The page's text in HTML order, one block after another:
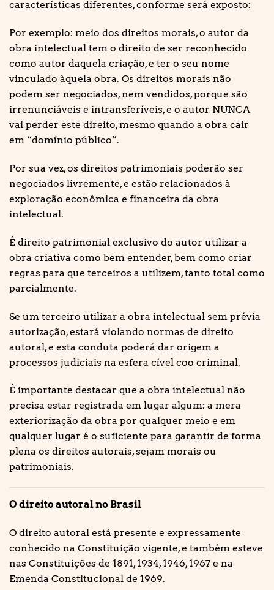
características diferentes, conforme será exposto:
Por exemplo: meio dos direitos morais, o autor da
obra intelectual tem o direito de ser reconhecido
como autor daquela criação, e ter o seu nome
vinculado àquela obra. Os direitos morais não
podem ser negociados, nem vendidos, porque são
irrenunciáveis e intransferíveis, e o autor NUNCA
vai perder este direito, mesmo quando a obra cair
em “domínio público”.
Por sua vez, os direitos patrimoniais poderão ser
negociados livremente, e estão relacionados à
exploração econômica e financeira da obra
intelectual.
É direito patrimonial exclusivo do autor utilizar a
obra criativa como bem entender, bem como criar
regras para que terceiros a utilizem, tanto total como
parcialmente.
Se um terceiro utilizar a obra intelectual sem prévia
autorização, estará violando normas de direito
autoral, e esta conduta poderá dar origem a
processos judiciais na esfera cível coo criminal.
É importante destacar que a obra intelectual não
precisa estar registrada em lugar algum: a mera
exteriorização da obra por qualquer meio e em
qualquer lugar é o suficiente para garantir de forma
plena os direitos autorais, sejam morais ou
patrimoniais.
O direito autoral no Brasil
O direito autoral está presente e expressamente
conhecido na Constituição vigente, e também esteve
nas Constituições de 1891, 1934, 1946, 1967 e na
Emenda Constitucional de 1969.